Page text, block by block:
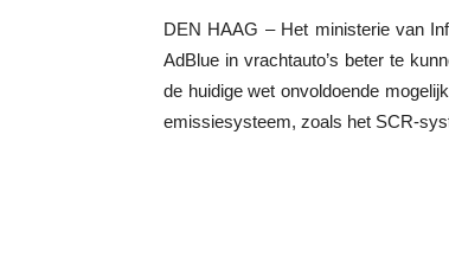
DEN HAAG – Het ministerie van
AdBlue in vrachtauto’s beter te
de huidige wet onvoldoende
emissiesysteem, zoals het SCR-